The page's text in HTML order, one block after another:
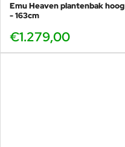
Emu Heaven plantenbak hoog
- 163cm
€1.279,00